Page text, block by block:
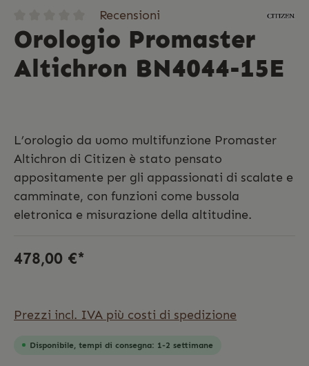
Recensioni
Orologio Promaster
Altichron BN4044-15E
L’orologio da uomo multifunzione Promaster
Altichron di Citizen è stato pensato
appositamente per gli appassionati di scalate e
camminate, con funzioni come bussola
eletronica e misurazione della altitudine.
478,00 €*
Prezzi incl. IVA più costi di spedizione
Disponibile, tempi di consegna: 1-2 settimane